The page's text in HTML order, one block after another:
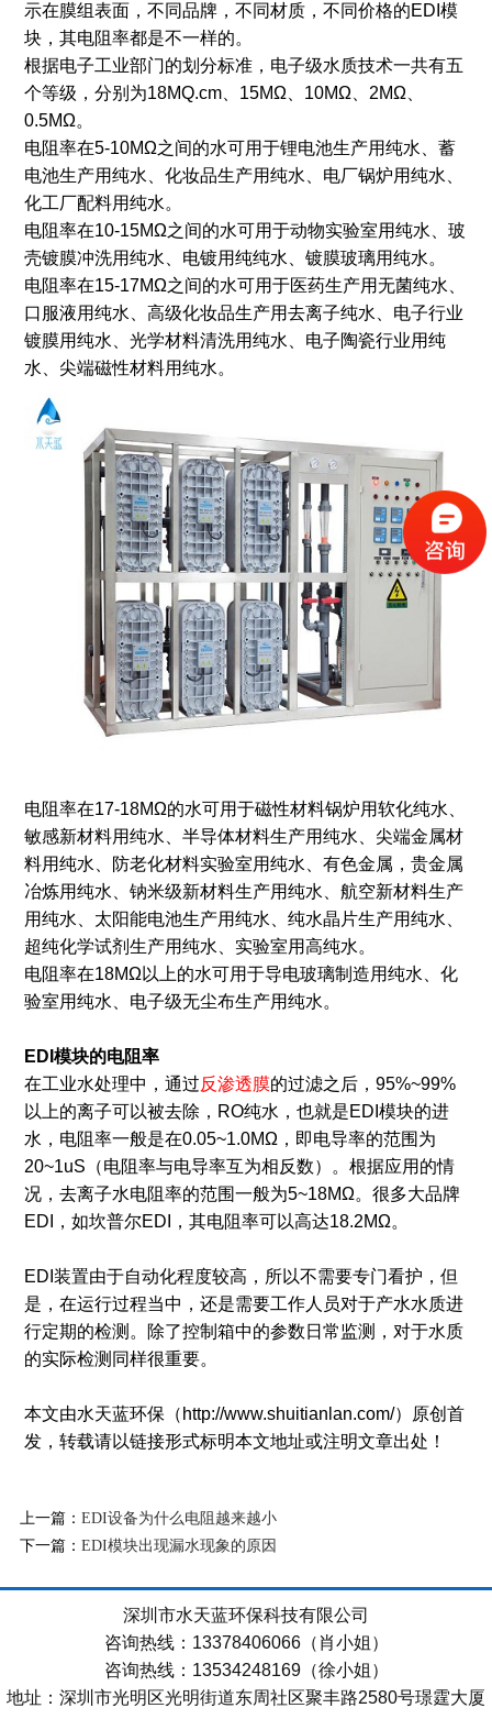
示在膜组表面，不同品牌，不同材质，不同价格的EDI模
块，其电阻率都是不一样的。
根据电子工业部门的划分标准，电子级水质技术一共有五
个等级，分别为18MQ.cm、15MΩ、10MΩ、2MΩ、
0.5MΩ。
电阻率在5-10MΩ之间的水可用于锂电池生产用纯水、蓄
电池生产用纯水、化妆品生产用纯水、电厂锅炉用纯水、
化工厂配料用纯水。
电阻率在10-15MΩ之间的水可用于动物实验室用纯水、玻
壳镀膜冲洗用纯水、电镀用纯纯水、镀膜玻璃用纯水。
电阻率在15-17MΩ之间的水可用于医药生产用无菌纯水、
口服液用纯水、高级化妆品生产用去离子纯水、电子行业
镀膜用纯水、光学材料清洗用纯水、电子陶瓷行业用纯
水、尖端磁性材料用纯水。
电阻率在17-18MΩ的水可用于磁性材料锅炉用软化纯水、
敏感新材料用纯水、半导体材料生产用纯水、尖端金属材
料用纯水、防老化材料实验室用纯水、有色金属，贵金属
冶炼用纯水、钠米级新材料生产用纯水、航空新材料生产
用纯水、太阳能电池生产用纯水、纯水晶片生产用纯水、
超纯化学试剂生产用纯水、实验室用高纯水。
电阻率在18MΩ以上的水可用于导电玻璃制造用纯水、化
验室用纯水、电子级无尘布生产用纯水。
EDI模块的电阻率
在工业水处理中，通过反渗透膜的过滤之后，95%~99%
以上的离子可以被去除，RO纯水，也就是EDI模块的进
水，电阻率一般是在0.05~1.0MΩ，即电导率的范围为
20~1uS（电阻率与电导率互为相反数）。根据应用的情
况，去离子水电阻率的范围一般为5~18MΩ。很多大品牌
EDI，如坎普尔EDI，其电阻率可以高达18.2MΩ。
EDI装置由于自动化程度较高，所以不需要专门看护，但
是，在运行过程当中，还是需要工作人员对于产水水质进
行定期的检测。除了控制箱中的参数日常监测，对于水质
的实际检测同样很重要。
本文由水天蓝环保（http://www.shuitianlan.com/）原创首
发，转载请以链接形式标明本文地址或注明文章出处！
上一篇： EDI设备为什么电阻越来越小
下一篇： EDI模块出现漏水现象的原因
深圳市水天蓝环保科技有限公司
咨询热线：13378406066（肖小姐）
咨询热线：13534248169（徐小姐）
地址：深圳市光明区光明街道东周社区聚丰路2580号璟霆大厦